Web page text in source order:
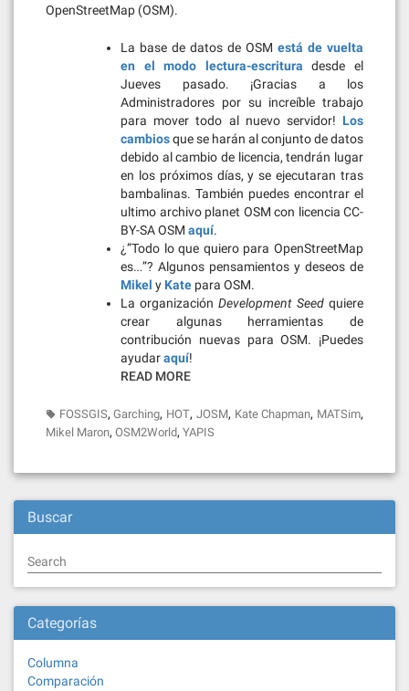
OpenStreetMap (OSM).
La base de datos de OSM está de vuelta
en el modo lectura-escritura desde el
Jueves pasado. ¡Gracias a los
Administradores por su increíble trabajo
para mover todo al nuevo servidor! Los
cambiosque se harán al conjunto de datos
debido al cambio de licencia, tendrán lugar
en los próximos días, y se ejecutaran tras
bambalinas. También puedes encontrar el
ultimo archivo planet OSM con licencia CC-
BY-SA OSM aquí.
¿”Todo lo que quiero para OpenStreetMap
es…”? Algunos pensamientos y deseos de
Mikel y Kate para OSM.
La organización Development Seed quiere
crear algunas herramientas de
contribución nuevas para OSM. ¡Puedes
ayudaraquí!
READ MORE
FOSSGIS,Garching, HOT, JOSM, Kate Chapman, MATSim,
Mikel Maron, OSM2World, YAPIS
Buscar
Search
Categorías
Columna
Comparación